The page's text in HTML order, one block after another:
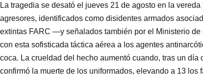
La tragedia se desató el jueves 21 de agosto en la
agresores, identificados como disidentes armados
extintas FARC —y señalados también por el Ministerio
con esta sofisticada táctica aérea a los agentes
coca. La crueldad del hecho aumentó cuando, tras un
confirmó la muerte de los uniformados, elevando a 13